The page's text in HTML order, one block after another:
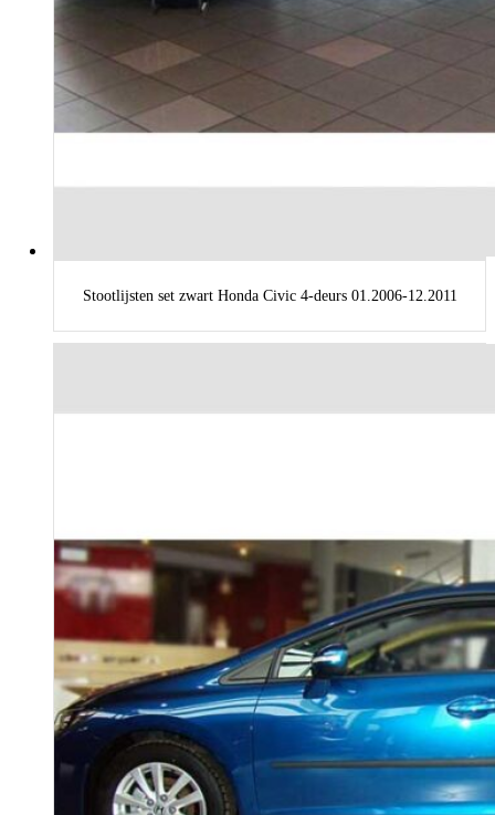
Stootlijsten set zwart Honda Civic 4-deurs 01.2006-12.2011